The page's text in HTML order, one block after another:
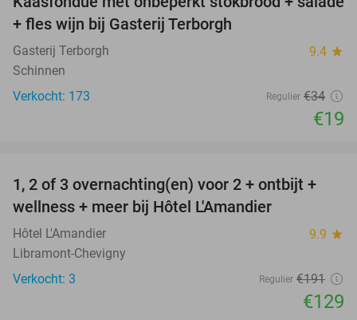
44%
+ fles wijn bij Gasterij Terborgh
Gasterij Terborgh 9.4 star
Schinnen
Verkocht: 173
Regulier €34
€19
32%
TODAY
1, 2 of 3 overnachting(en) voor 2 + ontbijt +
wellness + meer bij Hôtel L'Amandier
Hôtel L'Amandier 9.9 star
Libramont-Chevigny
Verkocht: 3
Regulier €191
€129